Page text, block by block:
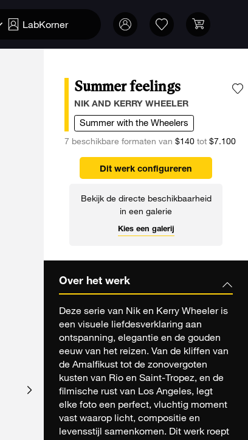
LabKorner
Summer feelings
NIK AND KERRY WHEELER
Summer with the Wheelers
7 beschikbare formaten van $140tot $7.100
Dit werk configureren
Bekijk de directe beschikbaarheid
in een galerie
Kies een galerij
Over het werk
Deze serie van Nik en Kerry Wheeler is
een visuele liefdesverklaring aan
ontspanning, elegantie en de gouden
eeuw van het reizen. Van de kliffen van
de Amalfikust tot de zonovergoten
kusten van Rio en Saint-Tropez, en de
filmische rust van Los Angeles, legt
elke foto een perfect, vluchtig moment
vast waarop licht, compositie en
levensstijl samenkomen. Dit werk roept